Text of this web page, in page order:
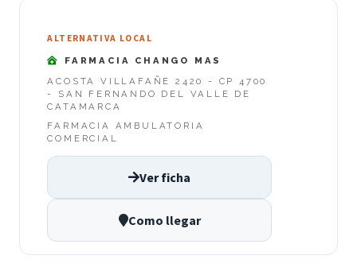
ALTERNATIVA LOCAL
FARMACIA CHANGO MAS
ACOSTA VILLAFAÑE 2420 - CP 4700
- SAN FERNANDO DEL VALLE DE
CATAMARCA
FARMACIA AMBULATORIA
COMERCIAL
Ver ficha
Como llegar